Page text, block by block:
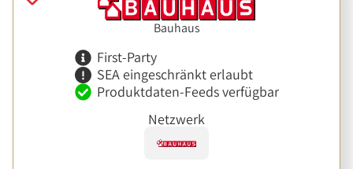
Bauhaus
First-Party
SEA eingeschränkt erlaubt
Produktdaten-Feeds verfügbar
Netzwerk